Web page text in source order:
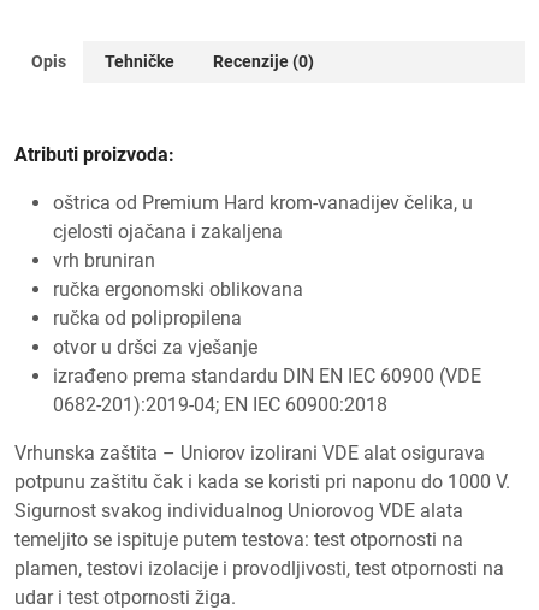
Opis Tehničke Recenzije (0)
Atributi proizvoda:
oštrica od Premium Hard krom-vanadijev čelika, u
cjelosti ojačana i zakaljena
vrh bruniran
ručka ergonomski oblikovana
ručka od polipropilena
otvor u dršci za vješanje
izrađeno prema standardu DIN EN IEC 60900 (VDE
0682-201):2019-04; EN IEC 60900:2018
Vrhunska zaštita – Uniorov izolirani VDE alat osigurava
potpunu zaštitu čak i kada se koristi pri naponu do 1000 V.
Sigurnost svakog individualnog Uniorovog VDE alata
temeljito se ispituje putem testova: test otpornosti na
plamen, testovi izolacije i provodljivosti, test otpornosti na
udar i test otpornosti žiga.